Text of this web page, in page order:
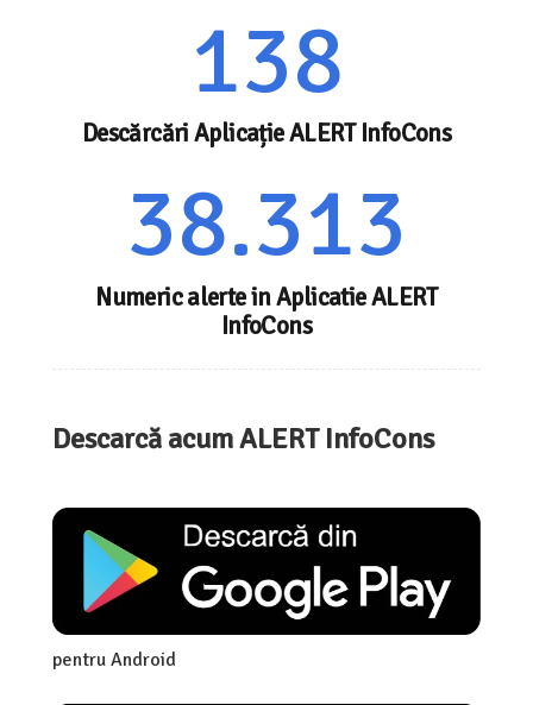
138
Descărcări Aplicație ALERT InfoCons
38.313
Numeric alerte in Aplicatie ALERT
InfoCons
Descarcă acum ALERT InfoCons
pentru Android